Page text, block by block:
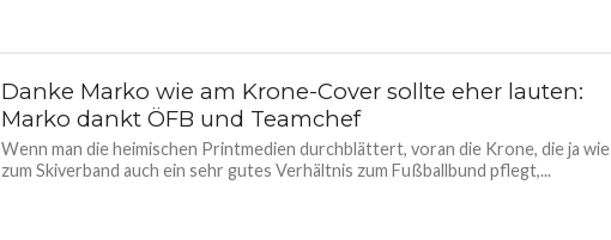
Danke Marko wie am Krone-Cover sollte eher lauten:
Marko dankt ÖFB und Teamchef
Wenn man die heimischen Printmedien durchblättert, voran die Krone, die ja wie
zum Skiverband auch ein sehr gutes Verhältnis zum Fußballbund pflegt,...